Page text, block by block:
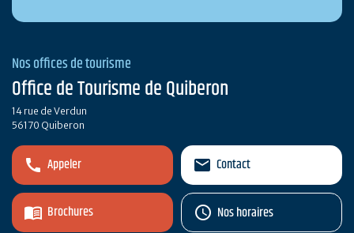
Nos offices de tourisme
Office de Tourisme de Quiberon
14 rue de Verdun
56170 Quiberon
Appeler
Brochures
Contact
Nos horaires